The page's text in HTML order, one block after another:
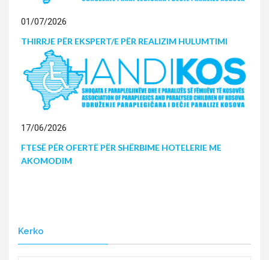
01/07/2026
THIRRJE PËR EKSPERT/E PËR REALIZIM HULUMTIMI
17/06/2026
FTESË PËR OFERTË PËR SHËRBIME HOTELERIE ME
AKOMODIM
Kerko